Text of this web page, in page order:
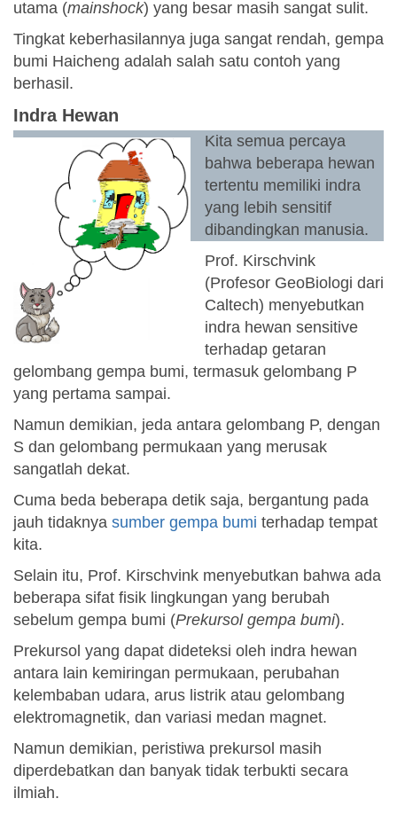
utama (mainshock) yang besar masih sangat sulit.
Tingkat keberhasilannya juga sangat rendah, gempa
bumi Haicheng adalah salah satu contoh yang
berhasil.
Indra Hewan
Kita semua percaya
bahwa beberapa hewan
tertentu memiliki indra
yang lebih sensitif
dibandingkan manusia.
Prof. Kirschvink
(Profesor GeoBiologi dari
Caltech) menyebutkan
indra hewan sensitive
terhadap getaran
gelombang gempa bumi, termasuk gelombang P
yang pertama sampai.
Namun demikian, jeda antara gelombang P, dengan
S dan gelombang permukaan yang merusak
sangatlah dekat.
Cuma beda beberapa detik saja, bergantung pada
jauh tidaknya sumber gempa bumi terhadap tempat
kita.
Selain itu, Prof. Kirschvink menyebutkan bahwa ada
beberapa sifat fisik lingkungan yang berubah
sebelum gempa bumi (Prekursol gempa bumi).
Prekursol yang dapat dideteksi oleh indra hewan
antara lain kemiringan permukaan, perubahan
kelembaban udara, arus listrik atau gelombang
elektromagnetik, dan variasi medan magnet.
Namun demikian, peristiwa prekursol masih
diperdebatkan dan banyak tidak terbukti secara
ilmiah.